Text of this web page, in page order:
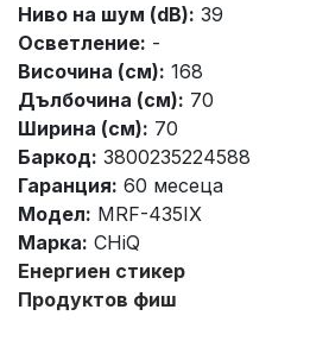
Ниво на шум (dB): 39
Осветление: -
Височина (см): 168
Дълбочина (см): 70
Ширина (см): 70
Баркод: 3800235224588
Гаранция: 60 месеца
Модел: MRF-435IX
Марка: CHiQ
Енергиен стикер
Продуктов фиш